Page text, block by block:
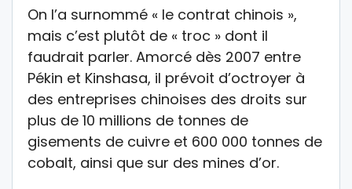
On l’a surnommé « le contrat chinois »,
mais c’est plutôt de « troc » dont il
faudrait parler. Amorcé dès 2007 entre
Pékin et Kinshasa, il prévoit d’octroyer à
des entreprises chinoises des droits sur
plus de 10 millions de tonnes de
gisements de cuivre et 600 000 tonnes de
cobalt, ainsi que sur des mines d’or.